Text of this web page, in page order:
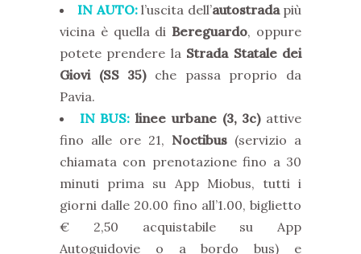
IN AUTO:l’uscita dell’autostradapiù
vicina è quella diBereguardo, oppure
potete prendere la Strada Statale dei
Giovi (SS 35)che passa proprio da
Pavia.
IN BUS: linee urbane (3, 3c) attive
fino alle ore 21, Noctibus (servizio a
chiamata con prenotazione fino a 30
minuti prima su App Miobus, tutti i
giorni dalle 20.00 fino all’1.00, biglietto
€ 2,50 acquistabile su App
Autoguidovie o a bordo bus) e